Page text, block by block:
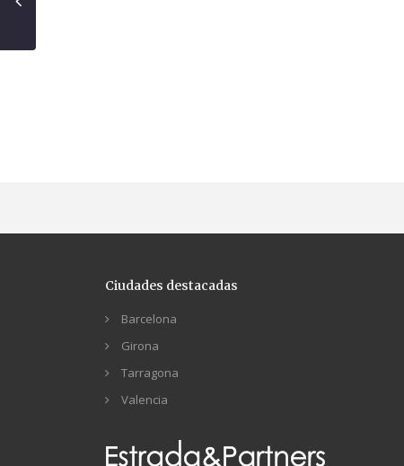
Ciudades destacadas
Barcelona
Girona
Tarragona
Valencia